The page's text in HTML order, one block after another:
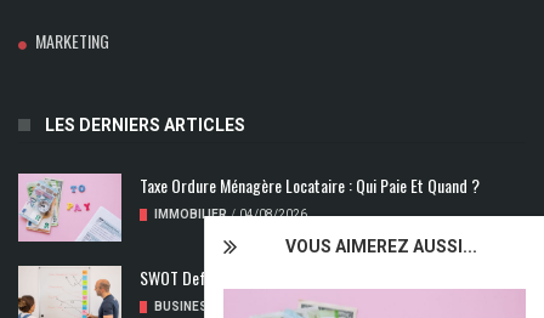
VOUS AIMEREZ AUSSI...
MARKETING
LES DERNIERS ARTICLES
Taxe Ordure Ménagère Locataire : Qui Paie Et Quand ?
IMMOBILIER / 04/08/2026
SWOT Def : Qu’est-Ce Que L’analyse SWOT ?
BUSINESS 02/08/2026